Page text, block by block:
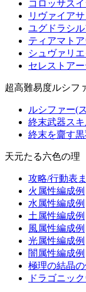
コロッサスイ
リヴァイア
ユグドラシ
ティアマトア
シュヴァリ
セレストア
超高難易度ルシフ
ルシファー(
終末武器ス
終末を齎す
天元たる六色の理
攻略/行動表
火属性編成例
水属性編成例
土属性編成例
風属性編成例
光属性編成例
闇属性編成例
極理の結晶
ドラゴニッ